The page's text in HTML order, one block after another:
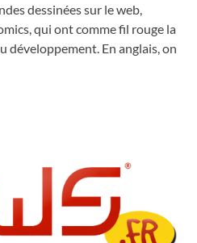
dessinées sur le web,
qui ont comme fil rouge la
développement. En anglais, on